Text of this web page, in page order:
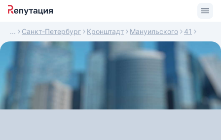
Санкт-Петербург Кронштадт Мануильского 41